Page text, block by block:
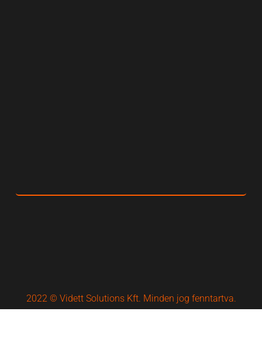
2022 © Vidett Solutions Kft. Minden jog fenntartva.